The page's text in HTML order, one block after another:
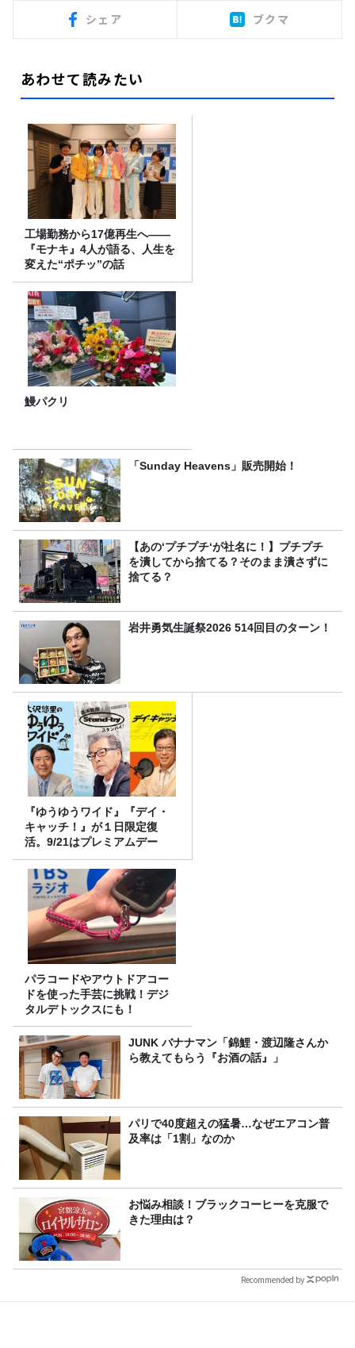
シェア ブクマ
あわせて読みたい
工場勤務から17億再生へ——
『モナキ』4人が語る、人生を
変えた“ポチッ”の話
鰻パクリ
「Sunday Heavens」販売開始！
【あの‘プチプチ‘が社名に！】プチプチ
を潰してから捨てる？そのまま潰さずに
捨てる？
岩井勇気生誕祭2026 514回目のターン！
『ゆうゆうワイド』『デイ・
キャッチ！』が１日限定復
活。9/21はプレミアムデー
パラコードやアウトドアコー
ドを使った手芸に挑戦！デジ
タルデトックスにも！
JUNK バナナマン「錦鯉・渡辺隆さんか
ら教えてもらう『お酒の話』」
パリで40度超えの猛暑…なぜエアコン普
及率は「1割」なのか
お悩み相談！ブラックコーヒーを克服で
きた理由は？
Recommended by